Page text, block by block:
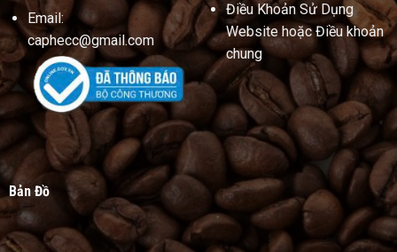
Email:
caphecc@gmail.com
Điều Khoản Sử Dụng
Website hoặc Điều khoản
chung
Bản Đồ